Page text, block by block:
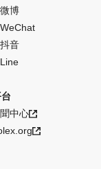
微博
WeChat
抖音
Line
中心